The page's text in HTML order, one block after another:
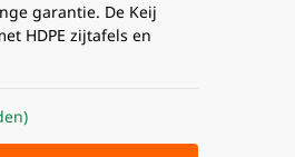
garantie. De Keij
HDPE zijtafels en